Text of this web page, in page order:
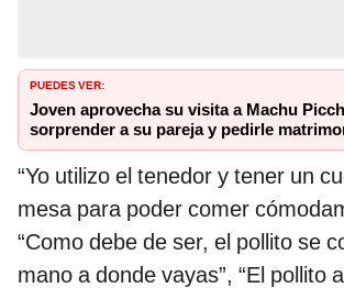
PUEDES VER:
Joven aprovecha su visita a Machu
sorprender a su pareja y pedirle
“Yo utilizo el tenedor y tener un
mesa para poder comer
“Como debe de ser, el pollito se
mano a donde vayas”, “El pollito